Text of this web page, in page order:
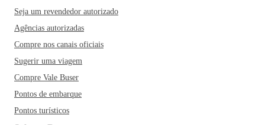
Seja um revendedor autorizado
Agências autorizadas
Compre nos canais oficiais
Sugerir uma viagem
Compre Vale Buser
Pontos de embarque
Pontos turísticos